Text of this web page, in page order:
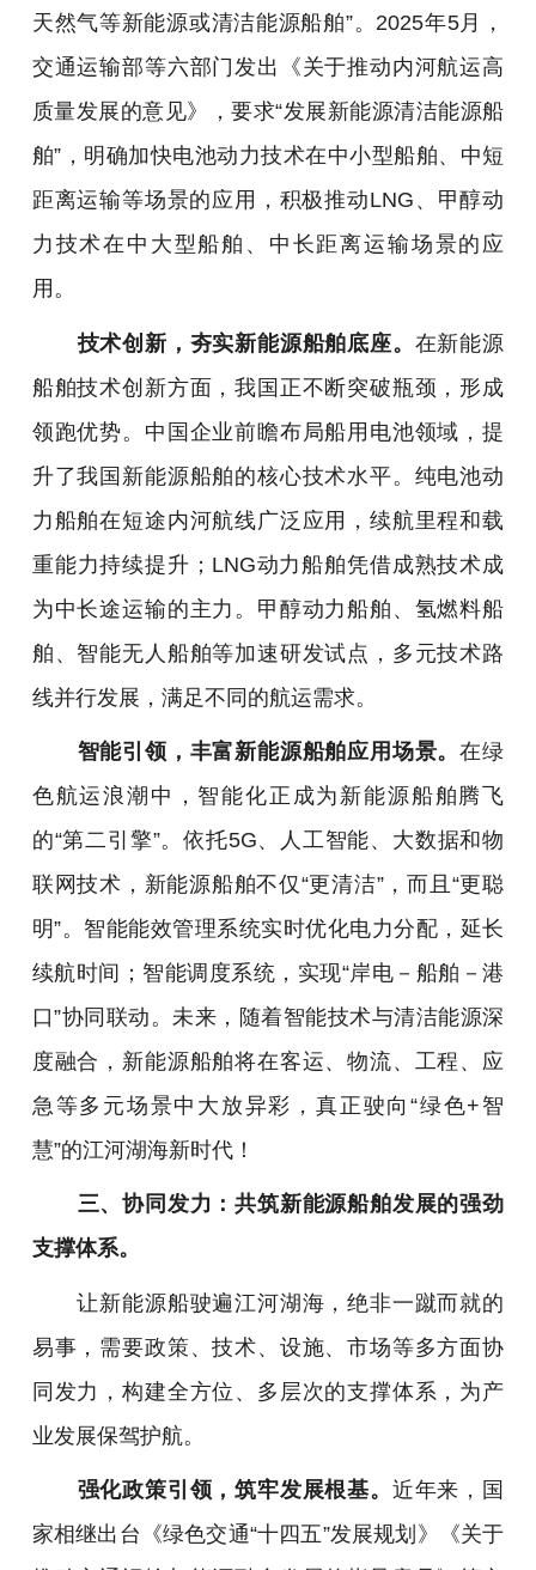
天然气等新能源或清洁能源船舶”。2025年5月，
交通运输部等六部门发出《关于推动内河航运高
质量发展的意见》，要求“发展新能源清洁能源船
舶”，明确加快电池动力技术在中小型船舶、中短
距离运输等场景的应用，积极推动LNG、甲醇动
力技术在中大型船舶、中长距离运输场景的应
用。
技术创新，夯实新能源船舶底座。 在新能源
船舶技术创新方面，我国正不断突破瓶颈，形成
领跑优势。中国企业前瞻布局船用电池领域，提
升了我国新能源船舶的核心技术水平。纯电池动
力船舶在短途内河航线广泛应用，续航里程和载
重能力持续提升；LNG动力船舶凭借成熟技术成
为中长途运输的主力。甲醇动力船舶、氢燃料船
舶、智能无人船舶等加速研发试点，多元技术路
线并行发展，满足不同的航运需求。
智能引领，丰富新能源船舶应用场景。在绿
色航运浪潮中，智能化正成为新能源船舶腾飞
的“第二引擎”。依托5G、人工智能、大数据和物
联网技术，新能源船舶不仅“更清洁”，而且“更聪
明”。智能能效管理系统实时优化电力分配，延长
续航时间；智能调度系统，实现“岸电－船舶－港
口”协同联动。未来，随着智能技术与清洁能源深
度融合，新能源船舶将在客运、物流、工程、应
急等多元场景中大放异彩，真正驶向“绿色+智
慧”的江河湖海新时代！
三、协同发力：共筑新能源船舶发展的强劲
支撑体系。
让新能源船驶遍江河湖海，绝非一蹴而就的
易事，需要政策、技术、设施、市场等多方面协
同发力，构建全方位、多层次的支撑体系，为产
业发展保驾护航。
强化政策引领，筑牢发展根基。 近年来，国
家相继出台《绿色交通“十四五”发展规划》《关于